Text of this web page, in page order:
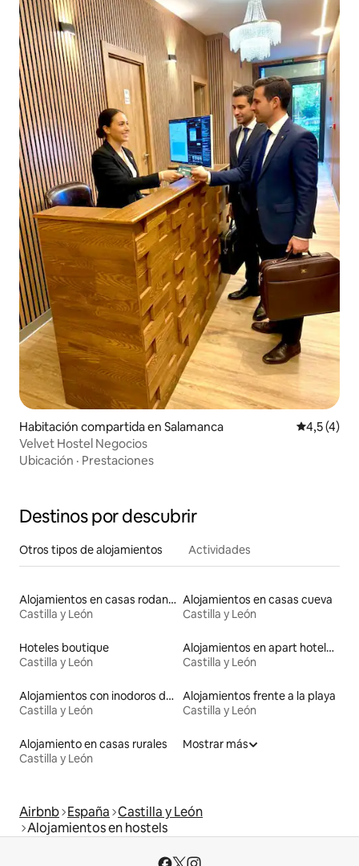
Habitación compartida en Salamanca
4,5 (4)
Velvet Hostel Negocios
Ubicación · Prestaciones
Destinos por descubrir
Otros tipos de alojamientos Actividades
Alojamientos en casas rodantes
Castilla y León
Alojamientos en casas cueva
Castilla y León
Hoteles boutique
Castilla y León
Alojamientos en apart hoteles
Castilla y León
Alojamientos con inodoros de altura accesible
Castilla y León
Alojamientos frente a la playa
Castilla y León
Alojamiento en casas rurales
Castilla y León
Mostrar más
Airbnb España Castilla y León
Alojamientos en hostels